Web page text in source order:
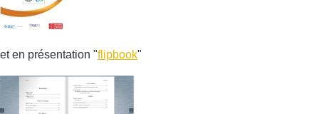
et en présentation "flipbook"